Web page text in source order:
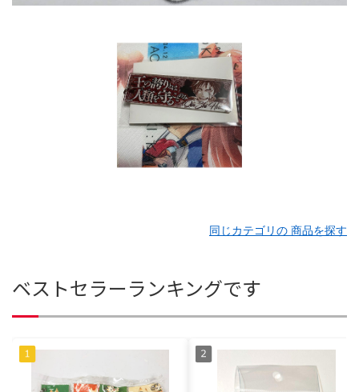
同じカテゴリの 商品を探す
ベストセラーランキングです